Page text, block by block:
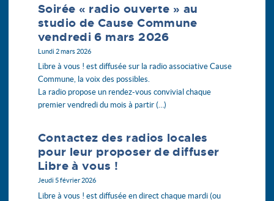
février
janvier
juillet
juin
mai
avril
mars
février
janvier
juin
mai
avril
février
janvier
mai
avril
mars
Soirée « radio ouverte » au
studio de Cause Commune
vendredi 6 mars 2026
Lundi 2 mars 2026
Libre à vous ! est diffusée sur la radio associative Cause
Commune, la voix des possibles.
La radio propose un rendez-vous convivial chaque
premier vendredi du mois à partir (…)
Contactez des radios locales
pour leur proposer de diffuser
Libre à vous !
Jeudi 5 février 2026
Libre à vous ! est diffusée en direct chaque mardi (ou